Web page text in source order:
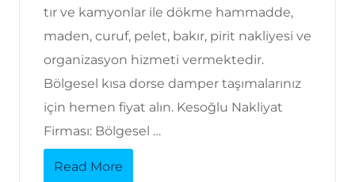
tır ve kamyonlar ile dökme hammadde,
maden, curuf, pelet, bakır, pirit nakliyesi ve
organizasyon hizmeti vermektedir.
Bölgesel kısa dorse damper taşımalarınız
için hemen fiyat alın. Kesoğlu Nakliyat
Firması: Bölgesel …
Read More